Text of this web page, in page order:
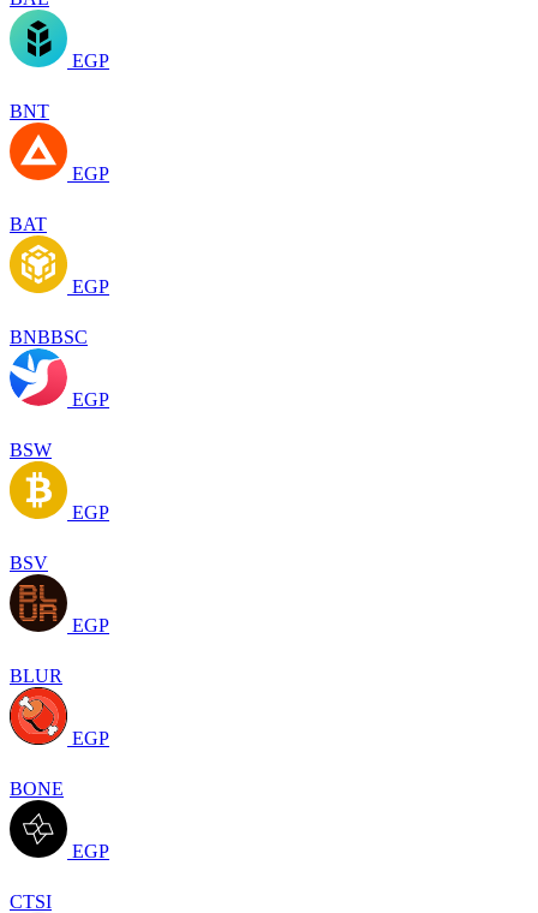
EGP
BNT
EGP
BAT
EGP
BNBBSC
EGP
BSW
EGP
BSV
EGP
BLUR
EGP
BONE
EGP
CTSI